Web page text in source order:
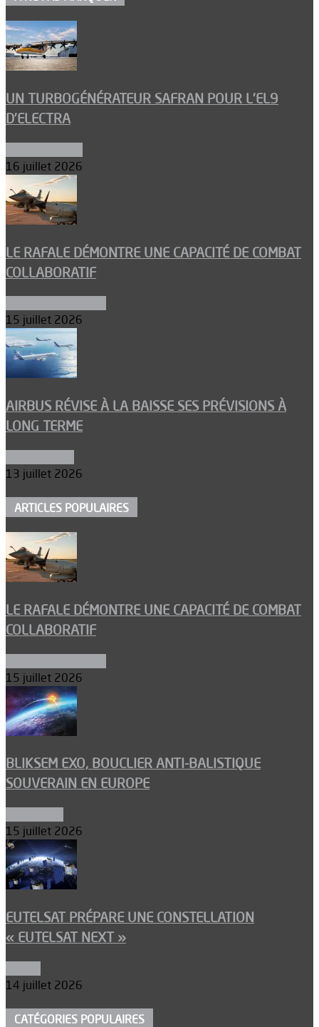
UN TURBOGÉNÉRATEUR SAFRAN POUR L’EL9
D’ELECTRA
16 juillet 2026
LE RAFALE DÉMONTRE UNE CAPACITÉ DE COMBAT
COLLABORATIF
15 juillet 2026
AIRBUS RÉVISE À LA BAISSE SES PRÉVISIONS À
LONG TERME
13 juillet 2026
ARTICLES POPULAIRES
LE RAFALE DÉMONTRE UNE CAPACITÉ DE COMBAT
COLLABORATIF
15 juillet 2026
BLIKSEM EXO, BOUCLIER ANTI-BALISTIQUE
SOUVERAIN EN EUROPE
15 juillet 2026
EUTELSAT PRÉPARE UNE CONSTELLATION
« EUTELSAT NEXT »
14 juillet 2026
CATÉGORIES POPULAIRES